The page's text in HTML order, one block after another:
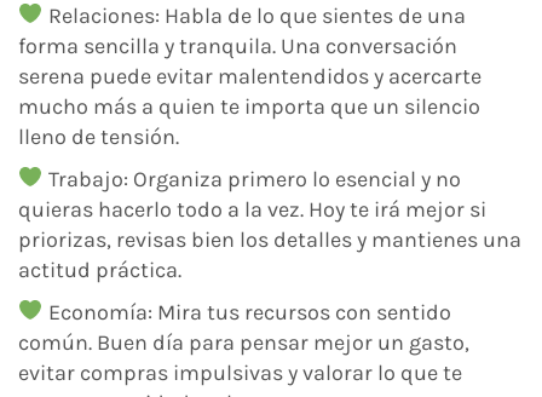
Relaciones: Habla de lo que sientes de una
forma sencilla y tranquila. Una conversación
serena puede evitar malentendidos y acercarte
mucho más a quien te importa que un silencio
lleno de tensión.
Trabajo: Organiza primero lo esencial y no
quieras hacerlo todo a la vez. Hoy te irá mejor si
priorizas, revisas bien los detalles y mantienes una
actitud práctica.
Economía: Mira tus recursos con sentido
común. Buen día para pensar mejor un gasto,
evitar compras impulsivas y valorar lo que te